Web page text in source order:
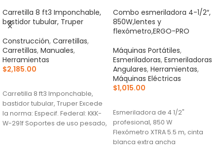
Carretilla 8 ft3 Imponchable,
bastidor tubular, Truper
Construcción, Carretillas,
Carretillas, Manuales,
Herramientas
$2,185.00
Carretilla 8 ft3 Imponchable,
bastidor tubular, Truper Excede
la norma: Especif. Federal: KKK-
W-291f Soportes de uso pesado,
Combo esmeriladora 4-1/2″,
850W,lentes y
flexómetro,ERGO-PRO
Máquinas Portátiles,
Esmeriladoras, Esmeriladoras
Angulares, Herramientas,
Máquinas Eléctricas
$1,015.00
Esmeriladora de 4 1/2"
profesional, 850 W
Flexómetro XTRA 5.5 m, cinta
blanca extra ancha